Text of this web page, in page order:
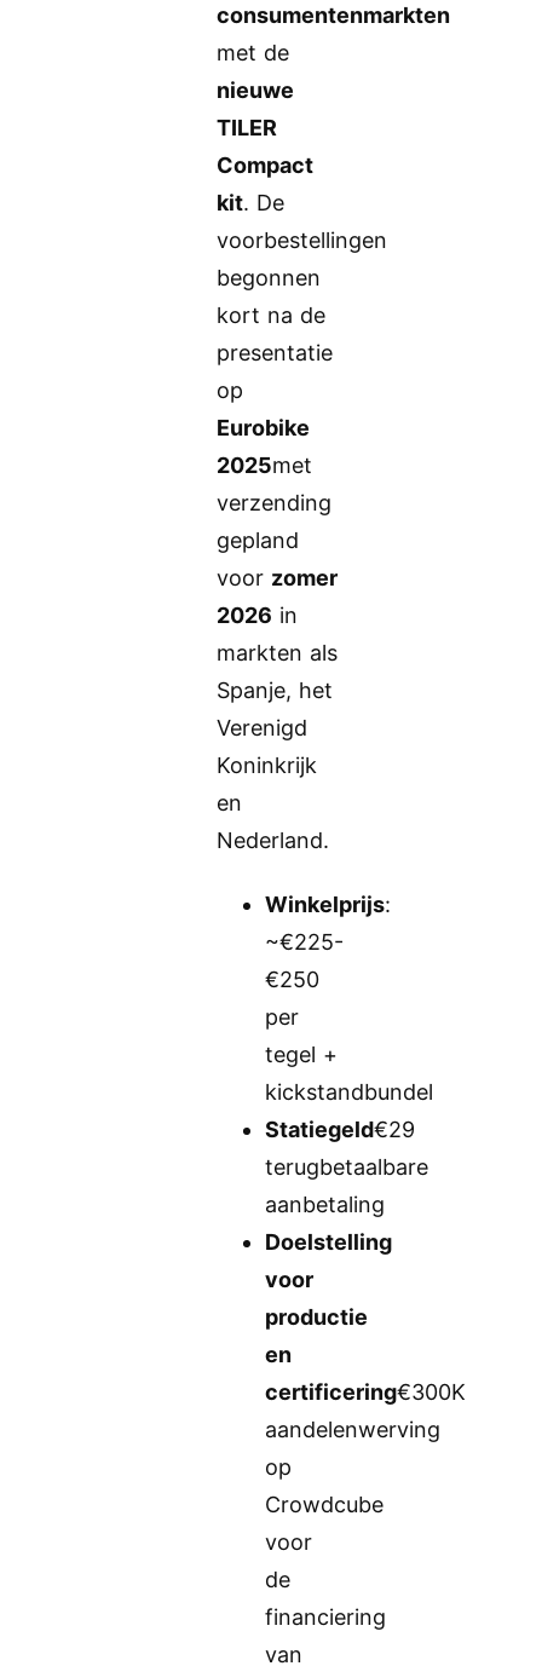
consumentenmarkten
met de
nieuwe
TILER
Compact
kit. De
voorbestellingen
begonnen
kort na de
presentatie
op
Eurobike
2025met
verzending
gepland
voor zomer
2026 in
markten als
Spanje, het
Verenigd
Koninkrijk
en
Nederland.
Winkelprijs:
~€225-
€250
per
tegel +
kickstandbundel
Statiegeld€29
terugbetaalbare
aanbetaling
Doelstelling
voor
productie
en
certificering€300K
aandelenwerving
op
Crowdcube
voor
de
financiering
van